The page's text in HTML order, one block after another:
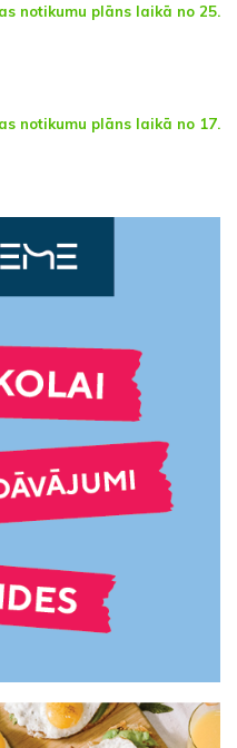
notikumu plāns laikā no 25.
notikumu plāns laikā no 17.